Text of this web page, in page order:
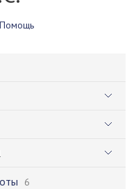
Помощь
6